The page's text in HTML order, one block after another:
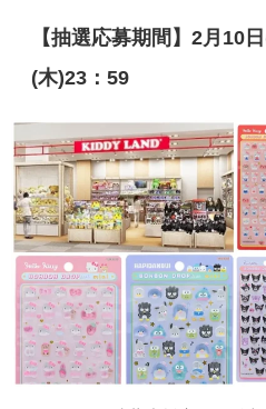
【抽選応募期間】2月10
(木)23：59